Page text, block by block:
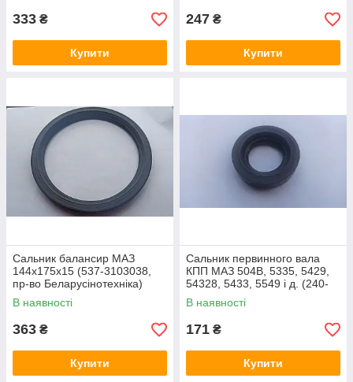
333 ₴
Купити
247 ₴
Купити
Сальник балансир МАЗ
144х175х15 (537-3103038,
пр-во Беларусінотехніка)
В наявності
363 ₴
Купити
Сальник первинного вала
КПП МАЗ 504В, 5335, 5429,
54328, 5433, 5549 і д. (240-
1307090, 25х42х10)
В наявності
171 ₴
Купити